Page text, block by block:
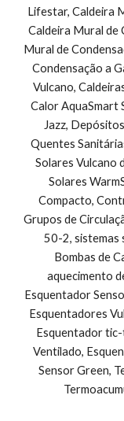
Lifestar, Caldeira
Caldeira Mural de
Mural de
Condensação a
Vulcano,
Calor AquaSmart
Jazz,
Quentes
Solares Vulcano
Solares
Compacto,
Grupos de
50-2, sistemas
Bombas de
aquecimento
Esquentador
Esquentadores
Esquentador
Ventilado,
Sensor Green,